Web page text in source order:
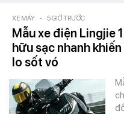
XE MÁY - 5 GIỜ TRƯỚC
Mẫu xe điện Lingjie
hữu sạc nhanh
lo sốt vó